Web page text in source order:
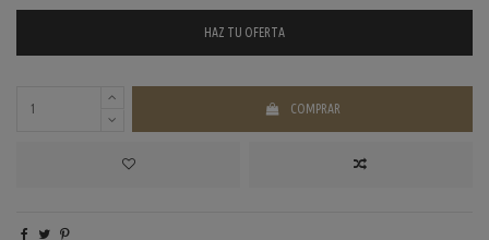
HAZ TU OFERTA
COMPRAR